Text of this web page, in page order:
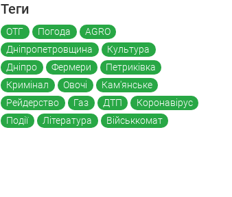
Теги
ОТГ Погода
AGRO
Дніпропетровщина
Культура
Дніпро
Фермери
Петриківка
Кримінал
Овочі
Кам'янське
Рейдерство
Газ ДТП
Коронавірус
Події
Література Військкомат